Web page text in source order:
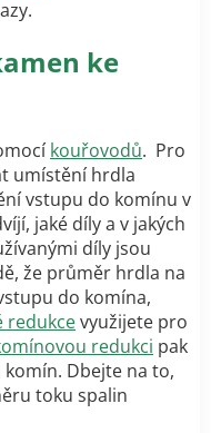
ke
kouřovodů. Pro
umístění hrdla
vstupu do komínu v
jaké díly a v jakých
díly jsou
že průměr hrdla na
do komína,
redukcevyužijete pro
redukci pak
Dbejte na to,
toku spalin